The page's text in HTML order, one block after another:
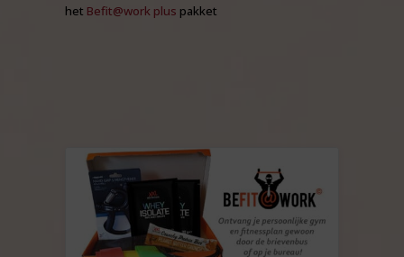
het Befit@work plus pakket